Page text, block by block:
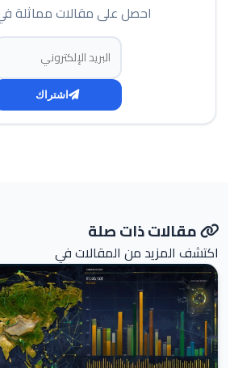
احصل على مقالات مماثلة
البريد الإلكتروني
اشتراك
مقالات ذات صلة
اكتشف المزيد من المقالات في